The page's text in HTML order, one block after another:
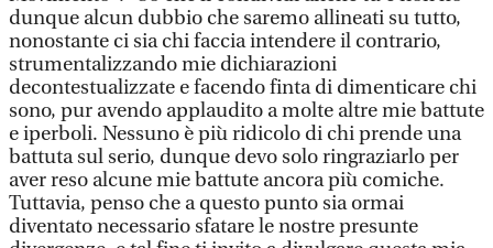
dunque alcun dubbio che saremo allineati su tutto,
nonostante ci sia chi faccia intendere il contrario,
strumentalizzando mie dichiarazioni
decontestualizzate e facendo finta di dimenticare chi
sono, pur avendo applaudito a molte altre mie battute
e iperboli. Nessuno è più ridicolo di chi prende una
battuta sul serio, dunque devo solo ringraziarlo per
aver reso alcune mie battute ancora più comiche.
Tuttavia, penso che a questo punto sia ormai
diventato necessario sfatare le nostre presunte